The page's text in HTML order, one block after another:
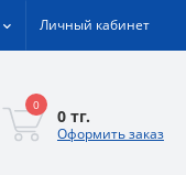
Личный кабинет
0
0 тг.
Оформить заказ